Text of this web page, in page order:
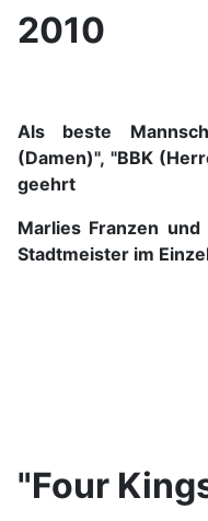
2010
Als beste
(Damen)", "BBK
geehrt
Marlies Franzen
Stadtmeister im
"Four